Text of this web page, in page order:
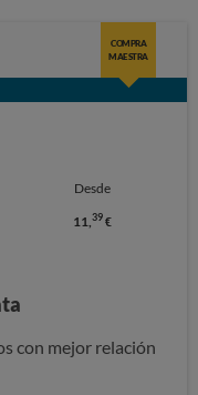
COMPRA
MAESTRA
Desde
11, 39€
con mejor relación